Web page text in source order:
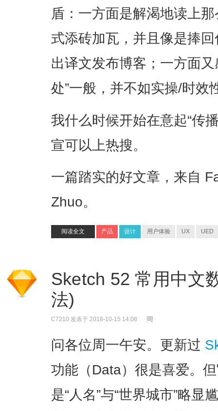
盾：一方面是解渴地读上
式添砖加瓦，并且像是捧
出译文发布博客；一方面
处”一般，并不如实操/时效
我什么时候开始在意起“传
宣可以上热搜。
一篇踏实的好文章，来自
Zhuo。
阅读全文 产品 设计 用户体验 UX UED
Sketch 52 常用中文
法)
C7210 发表于 2018-10-15 14:08
问各位周一午安。更新过
功能（Data）很是喜爱。
是“人名”与“世界城市”略